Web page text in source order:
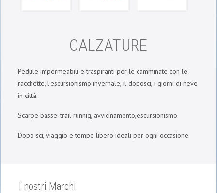
CALZATURE
Pedule impermeabili e traspiranti per le camminate con le
racchette, l'escursionismo invernale, il doposci, i giorni di neve
in città.
Scarpe basse: trail runnig, avvicinamento,escursionismo.
Dopo sci, viaggio e tempo libero ideali per ogni occasione.
I nostri Marchi